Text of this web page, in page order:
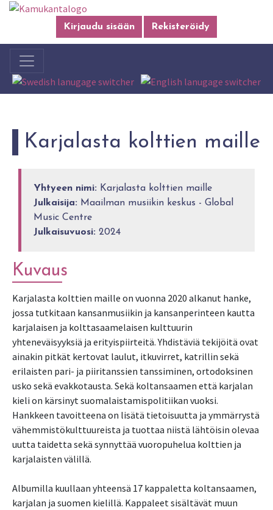
Kirjaudu sisään Rekisteröidy
Karjalasta kolttien maille
Yhtyeen nimi: Karjalasta kolttien maille
Julkaisija: Maailman musiikin keskus - Global
Music Centre
Julkaisuvuosi: 2024
Kuvaus
Karjalasta kolttien maille on vuonna 2020 alkanut hanke,
jossa tutkitaan kansanmusiikin ja kansanperinteen kautta
karjalaisen ja kolttasaamelaisen kulttuurin
yhteneväisyyksiä ja erityispiirteitä. Yhdistäviä tekijöitä ovat
ainakin pitkät kertovat laulut, itkuvirret, katrillin sekä
erilaisten pari- ja piiritanssien tanssiminen, ortodoksinen
usko sekä evakkotausta. Sekä koltansaamen että karjalan
kieli on kärsinyt suomalaistamispolitiikan vuoksi.
Hankkeen tavoitteena on lisätä tietoisuutta ja ymmärrystä
vähemmistökulttuureista ja tuottaa niistä lähtöisin olevaa
uutta taidetta sekä synnyttää vuoropuhelua kolttien ja
karjalaisten välillä.
Albumilla kuullaan yhteensä 17 kappaletta koltansaamen,
karjalan ja suomen kielillä. Kappaleet sisältävät muun